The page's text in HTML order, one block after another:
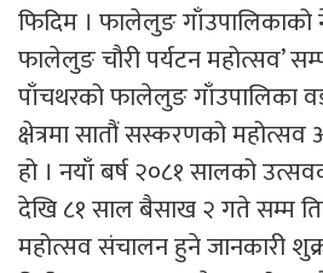
फिदिम । फालेलुङ गाँउपालिकाको
फालेलुङ चौरी पर्यटन महोत्सव’
पाँचथरको फालेलुङ गाँउपालिका
क्षेत्रमा सातौं सस्करणको महोत्सव
हो । नयाँ बर्ष २०८१ सालको
देखि ८१ साल बैसाख २ गते सम्म
महोत्सव संचालन हुने जानकारी